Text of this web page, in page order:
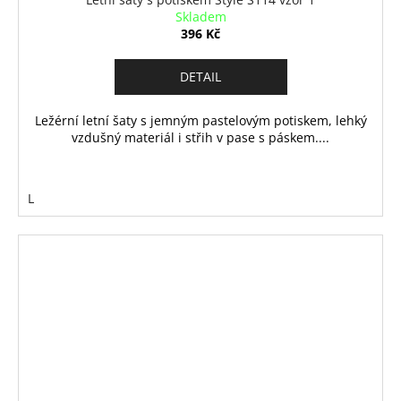
Skladem
396 Kč
DETAIL
Ležérní letní šaty s jemným pastelovým potiskem, lehký
vzdušný materiál i střih v pase s páskem....
L